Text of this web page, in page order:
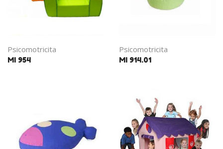
Psicomotricita
MI 954
Psicomotricita
MI 914.01